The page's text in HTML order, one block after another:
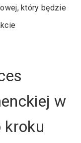
który będzie
w
kroku